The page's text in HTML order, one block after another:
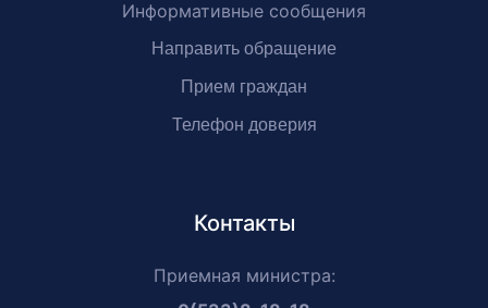
Информативные сообщения
Направить обращение
Прием граждан
Телефон доверия
Контакты
Приемная министра: